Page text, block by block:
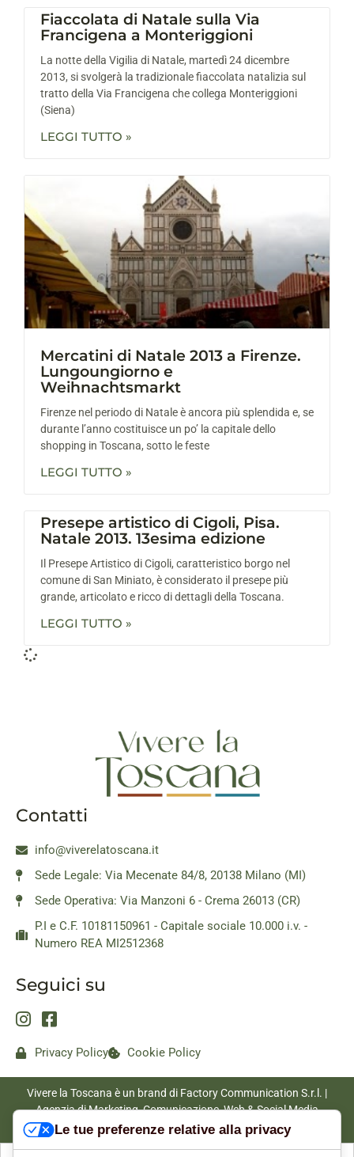
Fiaccolata di Natale sulla Via
Francigena a Monteriggioni
La notte della Vigilia di Natale, martedì 24 dicembre
2013, si svolgerà la tradizionale fiaccolata natalizia sul
tratto della Via Francigena che collega Monteriggioni
(Siena)
LEGGI TUTTO »
Mercatini di Natale 2013 a Firenze.
Lungoungiorno e
Weihnachtsmarkt
Firenze nel periodo di Natale è ancora più splendida e, se
durante l’anno costituisce un po’ la capitale dello
shopping in Toscana, sotto le feste
LEGGI TUTTO »
Presepe artistico di Cigoli, Pisa.
Natale 2013. 13esima edizione
Il Presepe Artistico di Cigoli, caratteristico borgo nel
comune di San Miniato, è considerato il presepe più
grande, articolato e ricco di dettagli della Toscana.
LEGGI TUTTO »
Contatti
info@viverelatoscana.it
Sede Legale: Via Mecenate 84/8, 20138 Milano (MI)
Sede Operativa: Via Manzoni 6 - Crema 26013 (CR)
P.I e C.F. 10181150961 - Capitale sociale 10.000 i.v. -
Numero REA MI2512368
Seguici su
Privacy Policy Cookie Policy
Vivere la Toscana è un brand di Factory Communication S.r.l. |
Agenzia di Marketing, Comunicazione, Web & Social Media
|www.factorycommunication.it
Le tue preferenze relative alla privacy